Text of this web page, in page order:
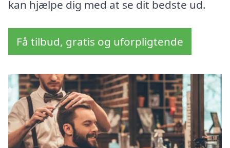
kan hjælpe dig med at se dit bedste ud.
Få tilbud, gratis og uforpligtende